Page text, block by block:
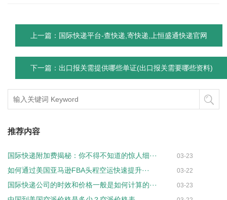
上一篇：国际快递平台-查快递,寄快递,上恒盛通快递官网
下一篇：出口报关需提供哪些单证(出口报关需要哪些资料)
推荐内容
国际快递附加费揭秘：你不得不知道的惊人细··· 03-23
如何通过美国亚马逊FBA头程空运快速提升··· 03-22
国际快递公司的时效和价格一般是如何计算的··· 03-23